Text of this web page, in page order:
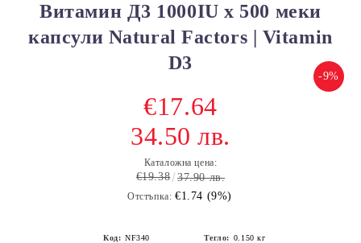
Витамин Д3 1000IU х 500 меки
капсули Natural Factors | Vitamin
D3
-9%
€17.64
34.50 лв.
Каталожна цена:
€19.38 37.90 лв.
Отстъпка: €1.74 (9%)
Код: NF340 Тегло: 0.150 кг